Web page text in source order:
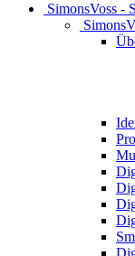
SimonsVoss -